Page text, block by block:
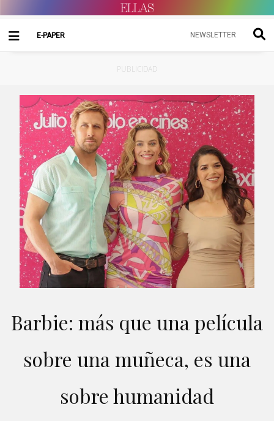
E-PAPER NEWSLETTER
PUBLICIDAD
Barbie: más que una película
sobre una muñeca, es una
sobre humanidad